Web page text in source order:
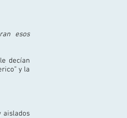
esos
decían
y la
aislados